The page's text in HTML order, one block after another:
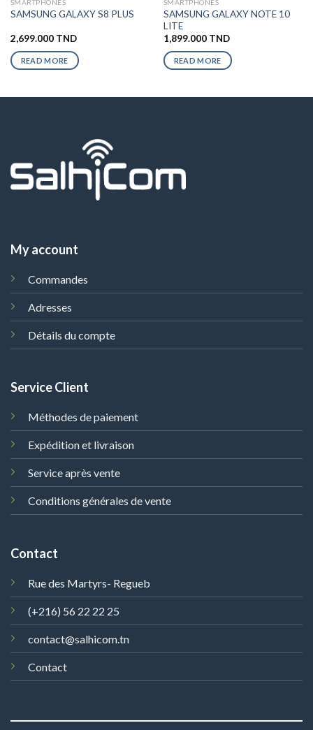
SMARTPHONES
SAMSUNG GALAXY S8 PLUS
2,699.000 TND
READ MORE
SMARTPHONES
SAMSUNG GALAXY NOTE 10
LITE
1,899.000 TND
READ MORE
My account
Commandes
Adresses
Détails du compte
Service Client
Méthodes de paiement
Expédition et livraison
Service après vente
Conditions générales de vente
Contact
Rue des Martyrs- Regueb
(+216) 56 22 22 25
contact@salhicom.tn
Contact